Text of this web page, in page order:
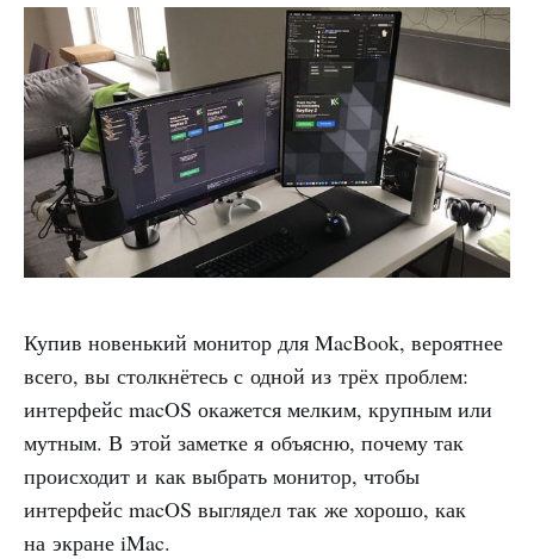
Купив новенький монитор для MacBook, вероятнее
всего, вы столкнётесь с одной из трёх проблем:
интерфейс macOS окажется мелким, крупным или
мутным. В этой заметке я объясню, почему так
происходит и как выбрать монитор, чтобы
интерфейс macOS выглядел так же хорошо, как
на экране iMac.